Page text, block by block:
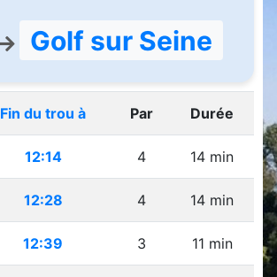
Golf sur Seine
Fin du trou à Par Durée
12:14 4 14 min
12:28 4 14 min
12:39 3 11 min